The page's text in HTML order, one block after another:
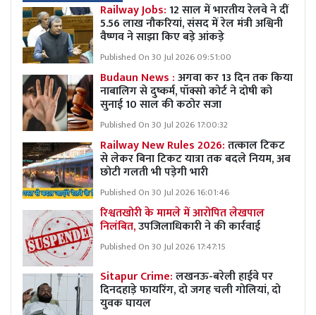
Railway Jobs:12 साल में भारतीय रेलवे ने दीं
5.56 लाख नौकरियां, संसद में रेल मंत्री अश्विनी
वैष्णव ने साझा किए बड़े आंकड़े
Published On 30 Jul 2026 09:51:00
Budaun News :अगवा कर 13 दिन तक किया
नाबालिग से दुष्कर्म, पॉक्सो कोर्ट ने दोषी को
सुनाई 10 साल की कठोर सजा
Published On 30 Jul 2026 17:00:32
Railway New Rules 2026:तत्काल टिकट
से लेकर बिना टिकट यात्रा तक बदले नियम, अब
छोटी गलती भी पड़ेगी भारी
Published On 30 Jul 2026 16:01:46
रिश्वतखोरी के मामले में आरोपित लेखपाल
निलंबित,उपजिलाधिकारी ने की कार्रवाई
Published On 30 Jul 2026 17:47:15
Sitapur Crime:लखनऊ-बरेली हाईवे पर
दिनदहाड़े फायरिंग, दो जगह चली गोलियां, दो
युवक घायल